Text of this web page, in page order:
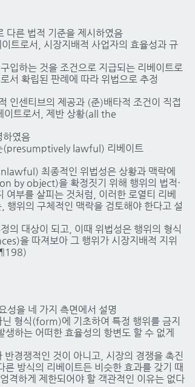
다른 법적 기준을 제시하였음
트로서, 시장지배적 사업자의 효율성과 규
입하는 것을 조건으로 지급되는 리베이트로
서 확립된 판례에 따라 위법으로 추정
센티브의 제공과 (준)배타적 조건이 직접
이트로서, 제반 상황(all the
하였음
(presumptively lawful) 리베이트
최종적인 위법성은 상황과 맥락에
by object)을 확정짓기 위해 행위의 법적⋅
부를 살피는 것처럼, 이러한 로열티 리베
행위의 구체적인 맥락을 검토해야 한다고 설
의 대상이 되고, 이때 위법성은 행위의 형식
을 따져보아 그 행위가 시장지배적 지위
성을 네 가지 측면에서 설명
형식(form)에 기초하여 특정 행위를 금지
하는 어떠한 효율성의 항변도 할 수 없게
경쟁적인 것이 아니고, 시장의 경쟁을 촉진
방식의 리베이트든 비슷한 효과를 갖기 때
격하게 제한되어야 할 객관적인 이유는 없다